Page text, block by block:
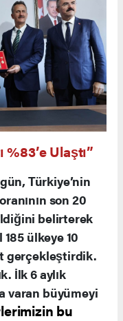
Ulaştı”
Türkiye’nin
son 20
belirterek
ülkeye 10
gerçekleştirdik.
İlk 6 aylık
varan büyümeyi
bu